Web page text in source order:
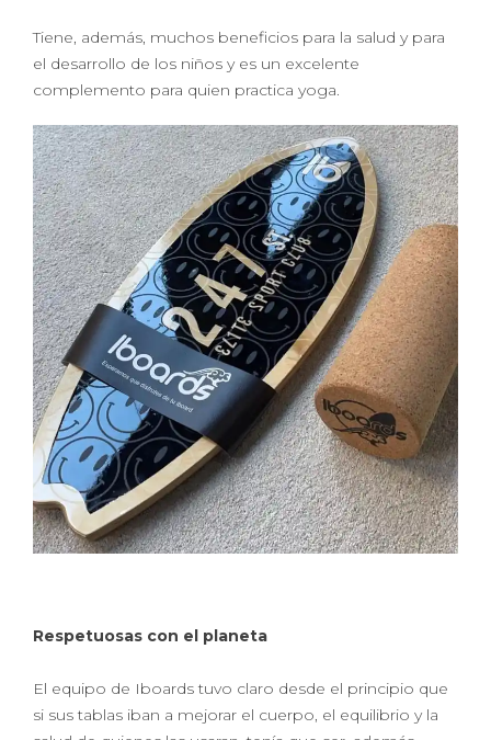
Tiene, además, muchos beneficios para la salud y para
el desarrollo de los niños y es un excelente
complemento para quien practica yoga.
Respetuosas con el planeta
El equipo de Iboards tuvo claro desde el principio que
si sus tablas iban a mejorar el cuerpo, el equilibrio y la